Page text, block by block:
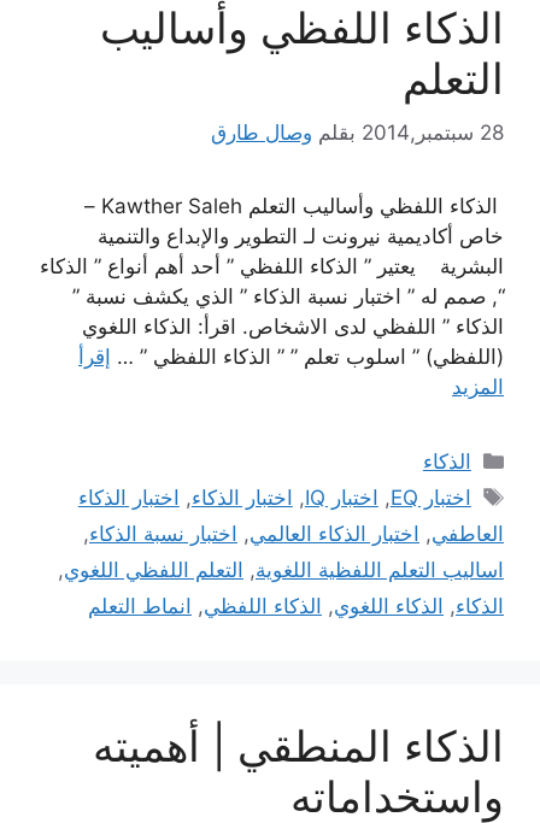
الذكاء اللفظي وأساليب
التعلم
28 سبتمبر,2014 بقلم وصال طارق
الذكاء اللفظي وأساليب التعلم Kawther Saleh –
خاص أكاديمية نيرونت لـ التطوير والإبداع والتنمية
البشرية يعتير ” الذكاء اللفظي ” أحد أهم أنواع ” الذكاء
“, صمم له ” اختبار نسبة الذكاء ” الذي يكشف نسبة ”
الذكاء ” اللفظي لدى الاشخاص. اقرأ: الذكاء اللغوي
(اللفظي) ” اسلوب تعلم ” ” الذكاء اللفظي ” … إقرأ
المزيد
التصنيفات
الذكاء
الوسوم
اختبار EQ , اختبار IQ , اختبار الذكاء, اختبار الذكاء
العاطفي, اختبار الذكاء العالمي, اختبار نسبة الذكاء,
اساليب التعلم اللفظية اللغوية, التعلم اللفظي اللغوي,
الذكاء, الذكاء اللغوي, الذكاء اللفظي, انماط التعلم
الذكاء المنطقي | أهميته
واستخداماته